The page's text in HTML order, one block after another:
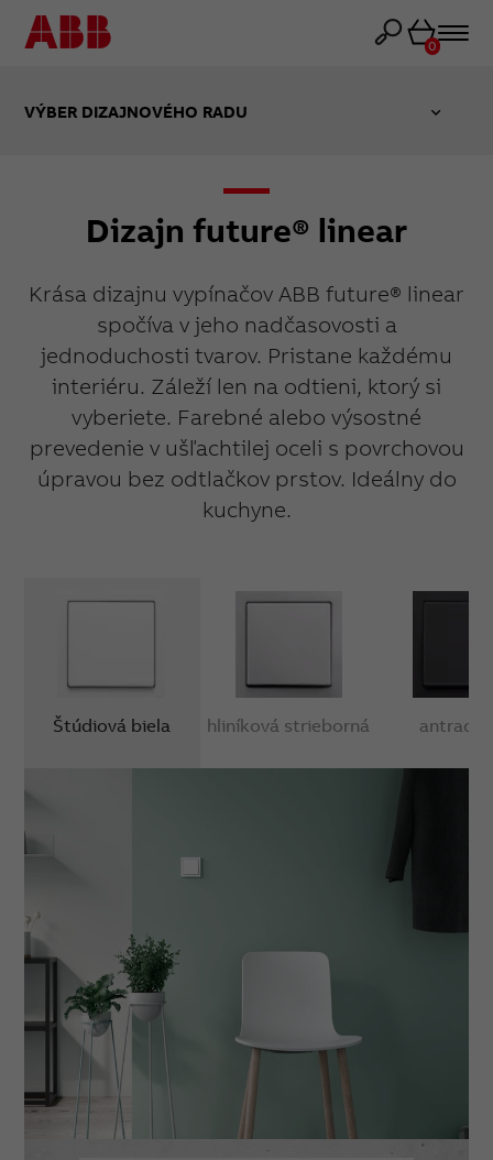
Košík
0
VÝBER DIZAJNOVÉHO RADU
Dizajn future® linear
Krása dizajnu vypínačov ABB future® linear
spočíva v jeho nadčasovosti a
jednoduchosti tvarov. Pristane každému
interiéru. Záleží len na odtieni, ktorý si
vyberiete. Farebné alebo výsostné
prevedenie v ušľachtilej oceli s povrchovou
úpravou bez odtlačkov prstov. Ideálny do
kuchyne.
Štúdiová biela hliníková strieborná